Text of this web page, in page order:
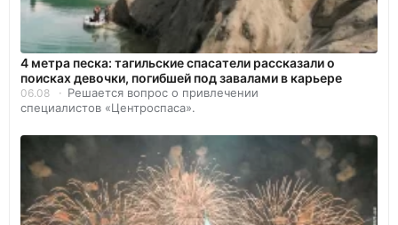
4 метра песка: тагильские спасатели рассказали о
поисках девочки, погибшей под завалами в карьере
06.08
Решается вопрос о привлечении
специалистов «Центроспаса».